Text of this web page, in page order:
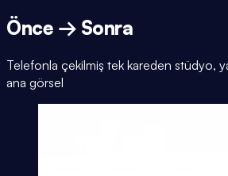
Önce → Sonra
Telefonla çekilmiş tek kareden stüdyo,
ana görsel